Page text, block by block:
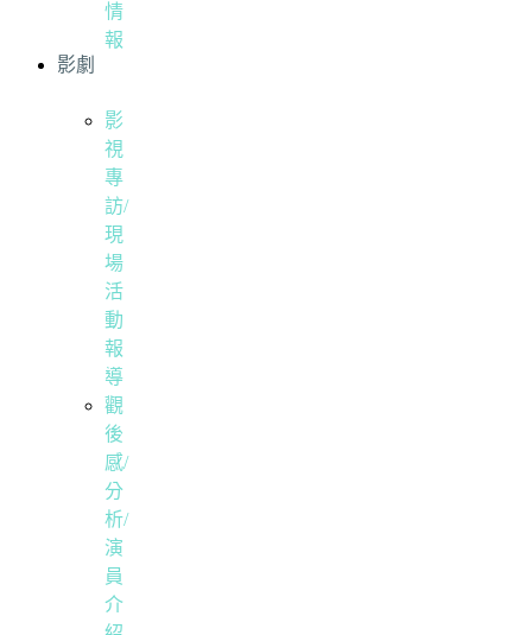
情
報
影劇
影
視
專
訪/
現
場
活
動
報
導
觀
後
感/
分
析/
演
員
介